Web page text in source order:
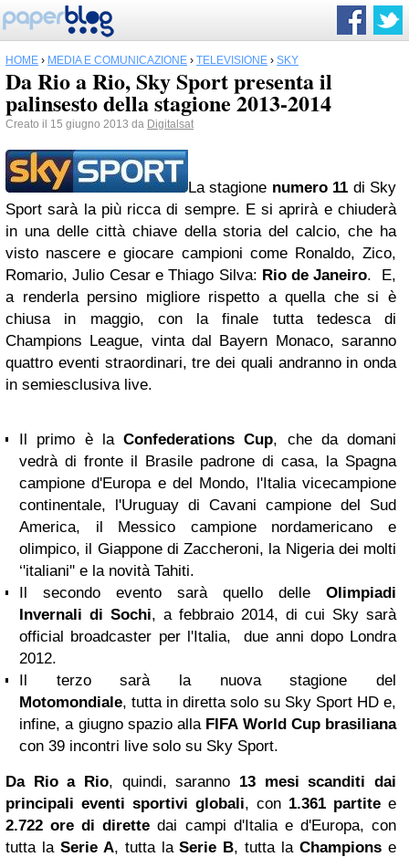
HOME › MEDIA E COMUNICAZIONE › TELEVISIONE › SKY
Da Rio a Rio, Sky Sport presenta il
palinsesto della stagione 2013-2014
Creato il 15 giugno 2013 da Digitalsat
La stagione numero 11 di Sky
Sport sarà la più ricca di sempre. E si aprirà e chiuderà
in una delle città chiave della storia del calcio, che ha
visto nascere e giocare campioni come Ronaldo, Zico,
Romario, Julio Cesar e Thiago Silva: Rio de Janeiro. E,
a renderla persino migliore rispetto a quella che si è
chiusa in maggio, con la finale tutta tedesca di
Champions League, vinta dal Bayern Monaco, saranno
quattro eventi straordinari, tre dei quali andranno in onda
in semiesclusiva live.
Il primo è la Confederations Cup, che da domani
vedrà di fronte il Brasile padrone di casa, la Spagna
campione d'Europa e del Mondo, l'Italia vicecampione
continentale, l'Uruguay di Cavani campione del Sud
America, il Messico campione nordamericano e
olimpico, il Giappone di Zaccheroni, la Nigeria dei molti
‘'italiani'' e la novità Tahiti.
Il secondo evento sarà quello delle Olimpiadi
Invernali di Sochi, a febbraio 2014, di cui Sky sarà
official broadcaster per l'Italia, due anni dopo Londra
2012.
Il terzo sarà la nuova stagione del
Motomondiale, tutta in diretta solo su Sky Sport HD e,
infine, a giugno spazio alla FIFA World Cup brasiliana
con 39 incontri live solo su Sky Sport.
Da Rio a Rio, quindi, saranno 13 mesi scanditi dai
principali eventi sportivi globali, con 1.361 partite e
2.722 ore di dirette dai campi d'Italia e d'Europa, con
tutta la Serie A, tutta laSerie B, tutta laChampions e